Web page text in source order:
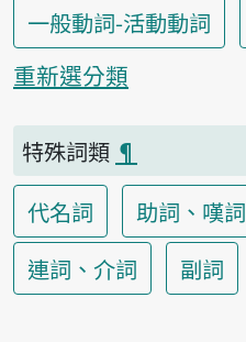
一般動詞-活動動詞
重新選分類
特殊詞類 ¶
代名詞
助詞、嘆詞
連詞、介詞
副詞